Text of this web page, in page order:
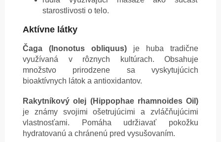
starostlivosti o telo.
Aktívne látky
Čaga (Inonotus obliquus) je huba tradične
využívaná v rôznych kultúrach. Obsahuje
množstvo prirodzene sa vyskytujúcich
bioaktívnych látok a antioxidantov.
Rakytníkový olej (Hippophae rhamnoides Oil)
je známy svojimi ošetrujúcimi a zvláčňujúcimi
vlastnosťami. Pomáha udržiavať pokožku
hydratovanú a chránenú pred vysušovaním.